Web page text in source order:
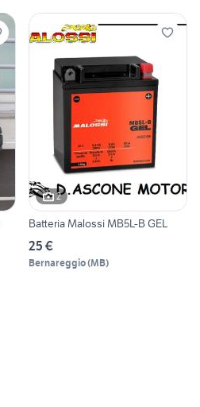
2
Batteria Malossi MB5L-B GEL
25 €
Bernareggio(MB)